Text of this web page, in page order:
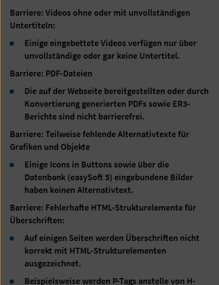
Barriere: Videos ohne oder mit unvollständigen
Untertiteln:
Einige eingebettete Videos verfügen nur über
unvollständige oder gar keine Untertitel.
Barriere: PDF-Dateien
Die auf der Webseite bereitgestellten oder durch
Konvertierung generierten PDFs sowie ER3-
Berichte sind nicht barrierefrei.
Barriere: Teilweise fehlende Alternativtexte für
Grafiken und Objekte
Einige Icons in Buttons sowie über die
Datenbank (easySoft 5) eingebundene Bilder
haben keinen Alternativtext.
Barriere: Fehlerhafte HTML-Strukturelemente für
Überschriften:
Auf einigen Seiten werden Überschriften nicht
korrekt mit HTML-Strukturelementen
ausgezeichnet.
Beispielsweise werden P-Tags anstelle von H-